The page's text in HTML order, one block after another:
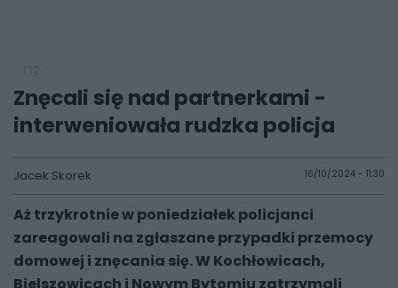
Znęcali się nad partnerkami -
interweniowała rudzka policja
Jacek Skorek 16/10/2024 - 11:30
Aż trzykrotnie w poniedziałek policjanci
zareagowali na zgłaszane przypadki przemocy
domowej i znęcania się. W Kochłowicach,